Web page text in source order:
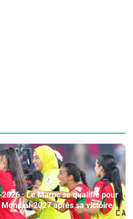
: Le Maroc se qualifie pour
2027 après sa victoire
(2-1)